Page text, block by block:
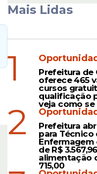
Mais Lidas
1
Prefeitura de
oferece 465
cursos
qualificação
veja como
2
Prefeitura
para Técnico
Enfermagem
de R$
alimentação
715,00